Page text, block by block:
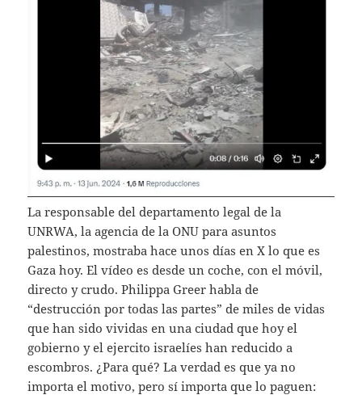
La responsable del departamento legal de la
UNRWA, la agencia de la ONU para asuntos
palestinos, mostraba hace unos días en X lo que es
Gaza hoy. El vídeo es desde un coche, con el móvil,
directo y crudo. Philippa Greer habla de
“destrucción por todas las partes” de miles de vidas
que han sido vividas en una ciudad que hoy el
gobierno y el ejercito israelíes han reducido a
escombros. ¿Para qué? La verdad es que ya no
importa el motivo, pero sí importa que lo paguen: